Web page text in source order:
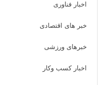
اخبار فناوری
خبر های اقتصادی
خبرهای ورزشی
اخبار کسب وکار